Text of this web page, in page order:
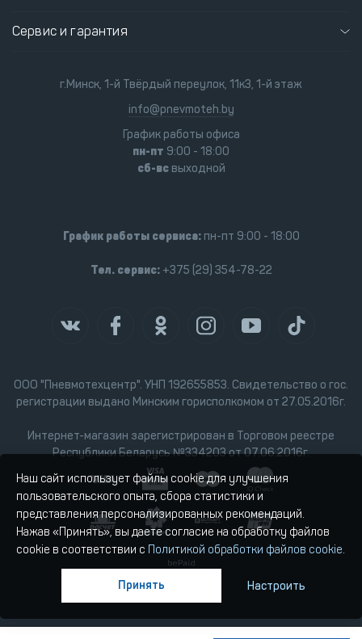
Сервис и гарантия
ООО "Пневмотехцентр". УНП 192655853. Свидетельство о гос.
регистрации выдано Минским горисполкомом от 27.05.2016г.
Интернет-магазин зарегистрирован в Торговом реестре
Республики Беларусь №334203 от 07.06.2016г.
г.Минск, 1-й Твёрдый переулок, 11к3, 1-й этаж
info@pnevmoteh.by
График работы офиса
пн-пт 9:00 - 18:00
сб-всвыходной
График работы сервиса:пн-пт 9:00 - 18:00
Тел. сервис:+375 (29) 354-78-22
Наш сайт использует файлы cookie для улучшения
пользовательского опыта, сбора статистики и
представления персонализированных рекомендаций.
Нажав «Принять», вы даете согласие на обработку файлов
cookie в соответствии с Политикой обработки файлов cookie.
Настроить
Принять